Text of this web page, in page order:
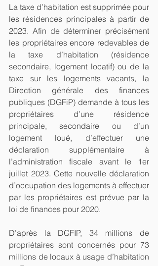
La taxe d’habitation est supprimée pour
les résidences principales à partir de
2023. Afin de déterminer précisément
les propriétaires encore redevables de
la taxe d’habitation (résidence
secondaire, logement locatif) ou de la
taxe sur les logements vacants, la
Direction générale des finances
publiques (DGFiP) demande à tous les
propriétaires d’une résidence
principale, secondaire ou d’un
logement loué, d’effectuer une
déclaration supplémentaire à
l’administration fiscale avant le 1er
juillet 2023. Cette nouvelle déclaration
d’occupation des logements à effectuer
par les propriétaires est prévue par la
loi de finances pour 2020.
D’après la DGFIP, 34 millions de
propriétaires sont concernés pour 73
millions de locaux à usage d’habitation